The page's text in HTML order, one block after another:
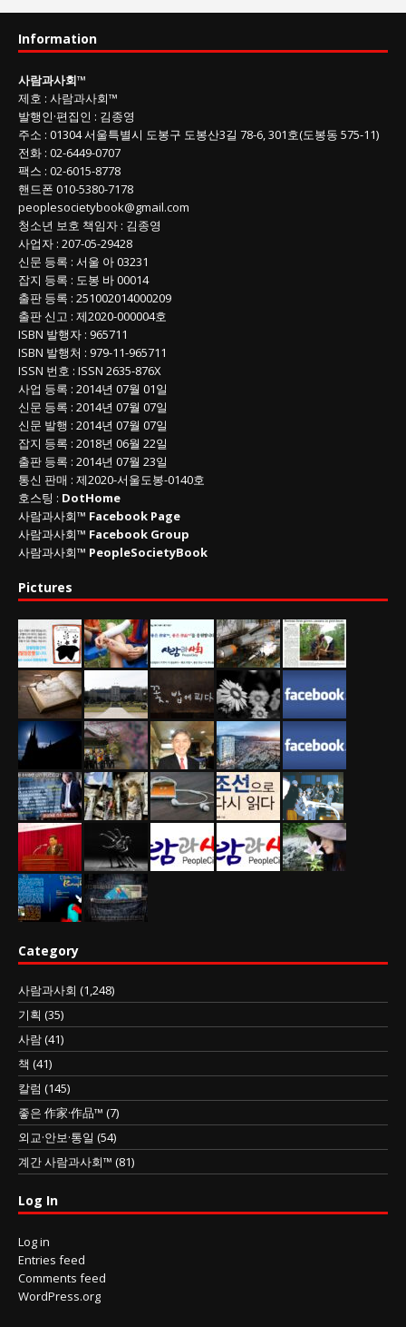
회
목
록
Information
사람과사회™
제호 : 사람과사회™
발행인·편집인 : 김종영
주소 : 01304서울특별시 도봉구 도봉산3길 78-6, 301호(도봉동 575-11)
전화 : 02-6449-0707
팩스 : 02-6015-8778
핸드폰 010-5380-7178
peoplesocietybook@gmail.com
청소년 보호 책임자 : 김종영
사업자 : 207-05-29428
신문 등록 : 서울 아 03231
잡지 등록 : 도봉 바 00014
출판 등록 : 251002014000209
출판 신고 : 제2020-000004호
ISBN 발행자 : 965711
ISBN 발행처 : 979-11-965711
ISSN 번호 : ISSN 2635-876X
사업 등록 : 2014년 07월 01일
신문 등록 : 2014년 07월 07일
신문 발행 : 2014년 07월 07일
잡지 등록 : 2018년 06월 22일
출판 등록 : 2014년 07월 23일
통신 판매 : 제2020-서울도봉-0140호
호스팅 : DotHome
사람과사회™ Facebook Page
사람과사회™ Facebook Group
사람과사회™ PeopleSocietyBook
Pictures
Category
사람과사회 (1,248)
기획 (35)
사람(41)
책 (41)
칼럼 (145)
좋은 作家·作品™ (7)
외교·안보·통일 (54)
계간 사람과사회™ (81)
Log In
Log in
Entries feed
Comments feed
WordPress.org